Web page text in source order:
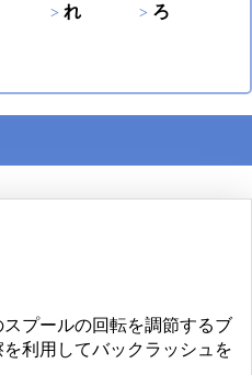
れ
ろ
プールの回転を調節するブ
利用してバックラッシュを